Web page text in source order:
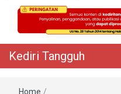
Kediri
Berita Akurat Terpercaya
Kediri Tangguh
Home /